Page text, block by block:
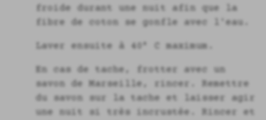
froide durant une nuit afin que la
fibre de coton se gonfle avec l'eau.
Laver ensuite à 40° C maximum.
En cas de tache, frotter avec un
savon de Marseille, rincer. Remettre
du savon sur la tache et laisser agir
une nuit si très incrustée. Rincer et